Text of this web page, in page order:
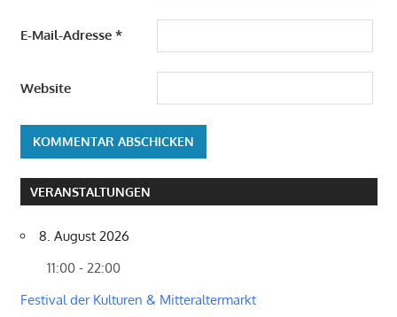
E-Mail-Adresse *
Website
VERANSTALTUNGEN
8. August 2026
11:00 - 22:00
Festival der Kulturen & Mitteraltermarkt